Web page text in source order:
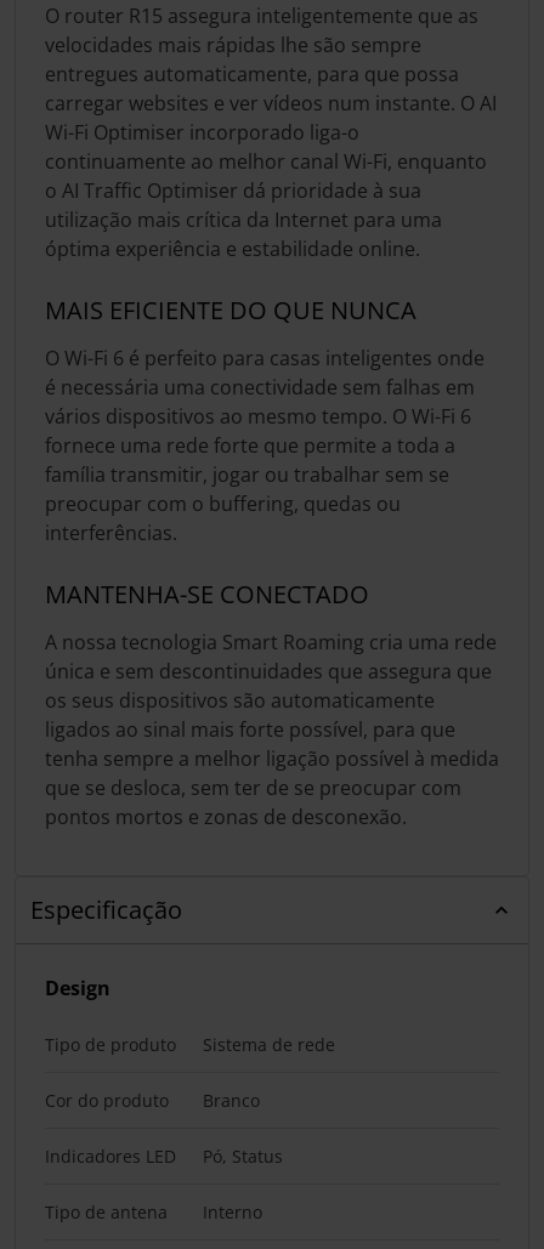
O router R15 assegura inteligentemente que as
velocidades mais rápidas lhe são sempre
entregues automaticamente, para que possa
carregar websites e ver vídeos num instante. O AI
Wi-Fi Optimiser incorporado liga-o
continuamente ao melhor canal Wi-Fi, enquanto
o AI Traffic Optimiser dá prioridade à sua
utilização mais crítica da Internet para uma
óptima experiência e estabilidade online.
MAIS EFICIENTE DO QUE NUNCA
O Wi-Fi 6 é perfeito para casas inteligentes onde
é necessária uma conectividade sem falhas em
vários dispositivos ao mesmo tempo. O Wi-Fi 6
fornece uma rede forte que permite a toda a
família transmitir, jogar ou trabalhar sem se
preocupar com o buffering, quedas ou
interferências.
MANTENHA-SE CONECTADO
A nossa tecnologia Smart Roaming cria uma rede
única e sem descontinuidades que assegura que
os seus dispositivos são automaticamente
ligados ao sinal mais forte possível, para que
tenha sempre a melhor ligação possível à medida
que se desloca, sem ter de se preocupar com
pontos mortos e zonas de desconexão.
Especificação
Design
Tipo de produto Sistema de rede
Cor do produto Branco
Indicadores LED Pó, Status
Tipo de antena Interno